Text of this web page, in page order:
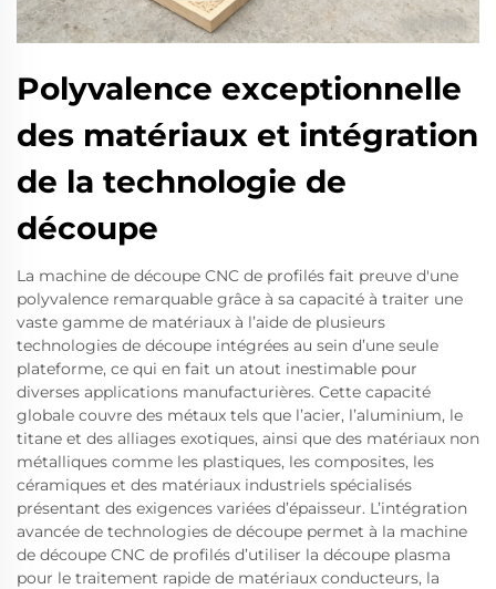
Polyvalence exceptionnelle
des matériaux et intégration
de la technologie de
découpe
La machine de découpe CNC de profilés fait preuve d'une
polyvalence remarquable grâce à sa capacité à traiter une
vaste gamme de matériaux à l’aide de plusieurs
technologies de découpe intégrées au sein d’une seule
plateforme, ce qui en fait un atout inestimable pour
diverses applications manufacturières. Cette capacité
globale couvre des métaux tels que l’acier, l’aluminium, le
titane et des alliages exotiques, ainsi que des matériaux non
métalliques comme les plastiques, les composites, les
céramiques et des matériaux industriels spécialisés
présentant des exigences variées d’épaisseur. L’intégration
avancée de technologies de découpe permet à la machine
de découpe CNC de profilés d’utiliser la découpe plasma
pour le traitement rapide de matériaux conducteurs, la